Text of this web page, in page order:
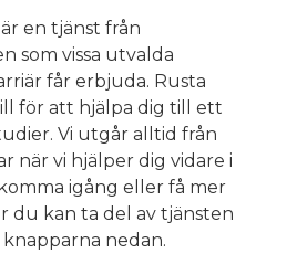
en tjänst från
som vissa utvalda
får erbjuda. Rusta
för att hjälpa dig till ett
Vi utgår alltid från
när vi hjälper dig vidare i
igång eller få mer
du kan ta del av tjänsten
nedan.